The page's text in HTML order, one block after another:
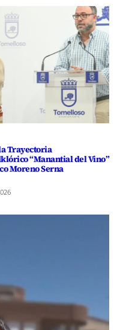
Trayectoria
“Manantial del Vino”
Moreno Serna